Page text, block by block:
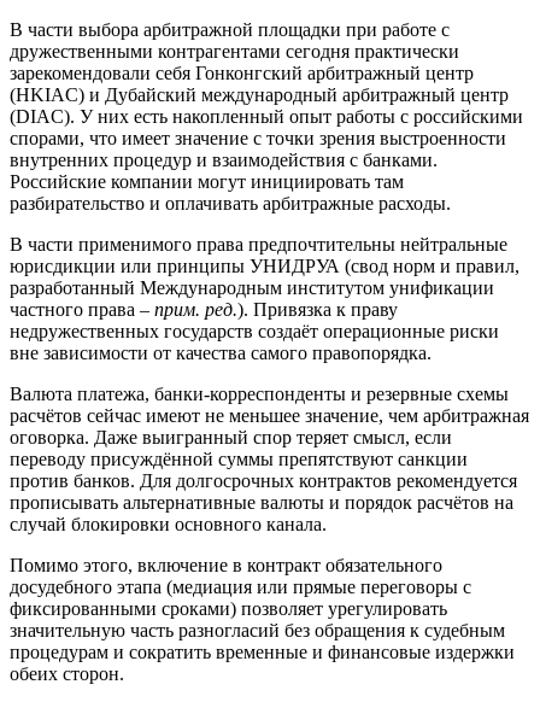
В части выбора арбитражной площадки при работе с
дружественными контрагентами сегодня практически
зарекомендовали себя Гонконгский арбитражный центр
(HKIAC) и Дубайский международный арбитражный центр
(DIAC). У них есть накопленный опыт работы с российскими
спорами, что имеет значение с точки зрения выстроенности
внутренних процедур и взаимодействия с банками.
Российские компании могут инициировать там
разбирательство и оплачивать арбитражные расходы.
В части применимого права предпочтительны нейтральные
юрисдикции или принципы УНИДРУА (свод норм и правил,
разработанный Международным институтом унификации
частного права – прим. ред.). Привязка к праву
недружественных государств создаёт операционные риски
вне зависимости от качества самого правопорядка.
Валюта платежа, банки-корреспонденты и резервные схемы
расчётов сейчас имеют не меньшее значение, чем арбитражная
оговорка. Даже выигранный спор теряет смысл, если
переводу присуждённой суммы препятствуют санкции
против банков. Для долгосрочных контрактов рекомендуется
прописывать альтернативные валюты и порядок расчётов на
случай блокировки основного канала.
Помимо этого, включение в контракт обязательного
досудебного этапа (медиация или прямые переговоры с
фиксированными сроками) позволяет урегулировать
значительную часть разногласий без обращения к судебным
процедурам и сократить временные и финансовые издержки
обеих сторон.